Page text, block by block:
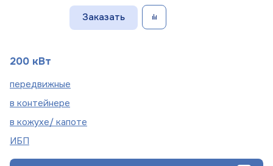
Заказать
200 кВт
передвижные
в контейнере
в кожухе/ капоте
ИБП